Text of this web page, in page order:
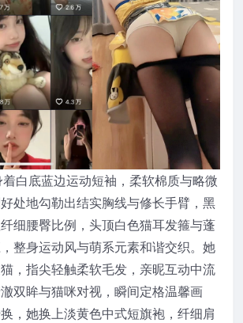
白底蓝边运动短袖，柔软棉质与略微
处地勾勒出结实胸线与修长手臂，黑
细腰臀比例，头顶白色猫耳发箍与蓬
整身运动风与萌系元素和谐交织。她
，指尖轻触柔软毛发，亲昵互动中流
双眸与猫咪对视，瞬间定格温馨画
，她换上淡黄色中式短旗袍，纤细肩